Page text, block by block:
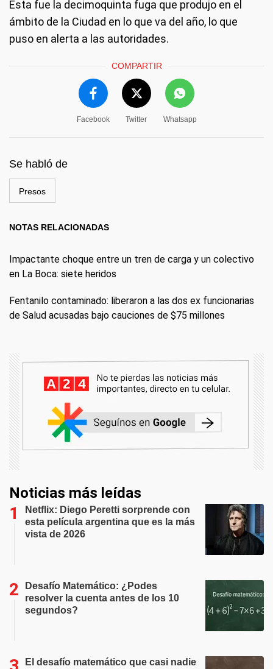
Esta fue la decimoquinta fuga que produjo en el
ámbito de la Ciudad en lo que va del año, lo que
puso en alerta a las autoridades.
COMPARTIR
Facebook Twitter Whatsapp
Se habló de
Presos
NOTAS RELACIONADAS
Impactante choque entre un tren de carga y un colectivo
en La Boca: siete heridos
Fentanilo contaminado: liberaron a las dos ex funcionarias
de Salud acusadas bajo cauciones de $75 millones
Noticias más leídas
Netflix: Diego Peretti sorprende con
esta película argentina que es la más
vista de 2026
Desafío Matemático: ¿Podes
resolver la cuenta antes de los 10
segundos?
El desafío matemático que casi nadie